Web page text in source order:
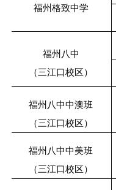
福州格致中学
福州八中
（三江口校区）
福州八中中澳班
（三江口校区）
福州八中中美班
（三江口校区）